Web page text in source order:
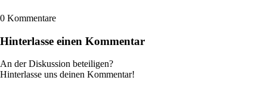
0 Kommentare
Hinterlasse einen Kommentar
An der Diskussion beteiligen?
Hinterlasse uns deinen Kommentar!